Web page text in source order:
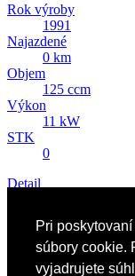
Pri
súbory cookie.
vyjadrujete
Rok výroby
1991
Najazdené
0 km
Objem
125 ccm
Výkon
11 kW
STK
0
Detail
407 EUR